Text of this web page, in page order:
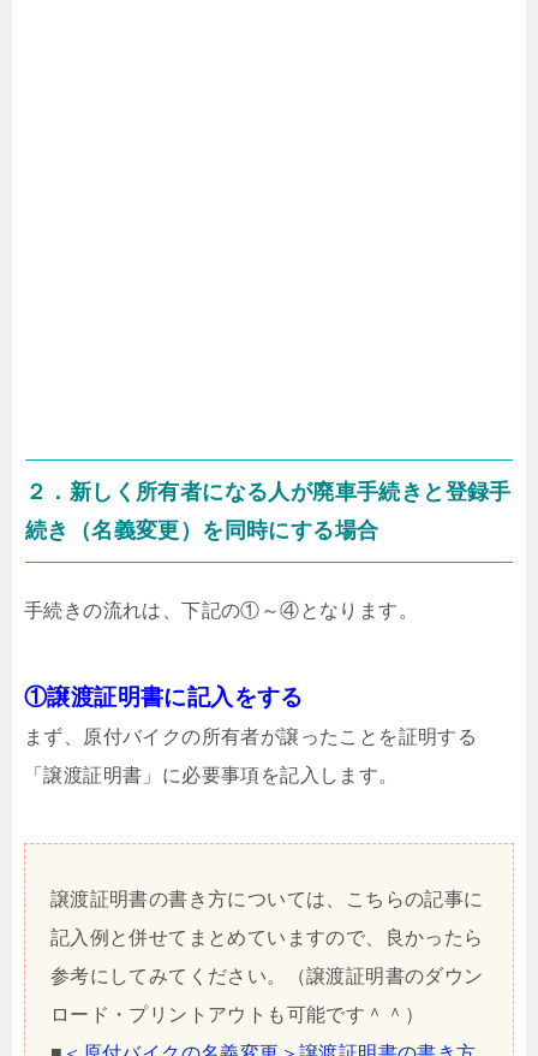
２．新しく所有者になる人が廃車手続きと登録手
続き（名義変更）を同時にする場合
手続きの流れは、下記の①～④となります。
①譲渡証明書に記入をする
まず、原付バイクの所有者が譲ったことを証明する
「譲渡証明書」に必要事項を記入します。
譲渡証明書の書き方については、こちらの記事に
記入例と併せてまとめていますので、良かったら
参考にしてみてください。（譲渡証明書のダウン
ロード・プリントアウトも可能です＾＾）